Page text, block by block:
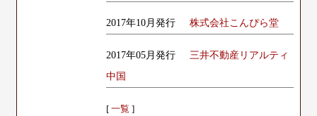
2017年10月発行 株式会社こんぴら堂
2017年05月発行
三井不動産リアルティ
中国
[一覧 ]